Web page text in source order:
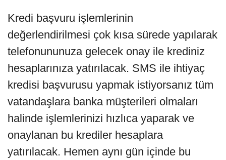
Kredi başvuru işlemlerinin
değerlendirilmesi çok kısa sürede yapılarak
telefonununuza gelecek onay ile krediniz
hesaplarınıza yatırılacak. SMS ile ihtiyaç
kredisi başvurusu yapmak istiyorsanız tüm
vatandaşlara banka müşterileri olmaları
halinde işlemlerinizi hızlıca yaparak ve
onaylanan bu krediler hesaplara
yatırılacak. Hemen aynı gün içinde bu